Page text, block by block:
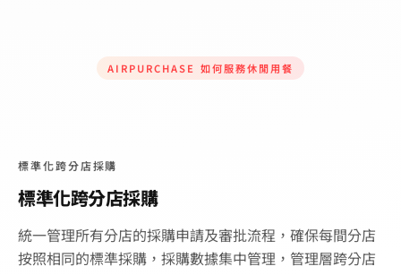
AIRPURCHASE 如何服務休閒用餐
標準化跨分店採購
標準化跨分店採購
統一管理所有分店的採購申請及審批流程，確保每間分店
按照相同的標準採購，採購數據集中管理，管理層跨分店